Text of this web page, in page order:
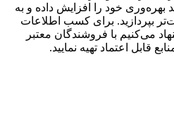
بهره‌وری خود را افزایش داده و به
بپردازید. برای کسب اطلاعات
می‌کنیم با فروشندگان معتبر
قابل اعتماد تهیه نمایید.